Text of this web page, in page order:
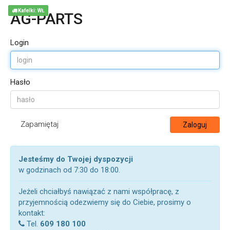
AG-PARTS
Login
Hasło
Zapamiętaj Zaloguj
Jesteśmy do Twojej dyspozycji
w godzinach od 7:30 do 18:00.
Jeżeli chciałbyś nawiązać z nami współpracę, z
przyjemnością odezwiemy się do Ciebie, prosimy o
kontakt:
Tel. 609 180 100
Kafelki: WŁ